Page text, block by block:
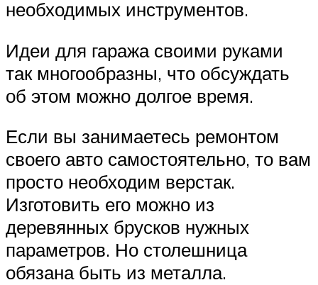
необходимых инструментов.
Идеи для гаража своими руками
так многообразны, что обсуждать
об этом можно долгое время.
Если вы занимаетесь ремонтом
своего авто самостоятельно, то вам
просто необходим верстак.
Изготовить его можно из
деревянных брусков нужных
параметров. Но столешница
обязана быть из металла.